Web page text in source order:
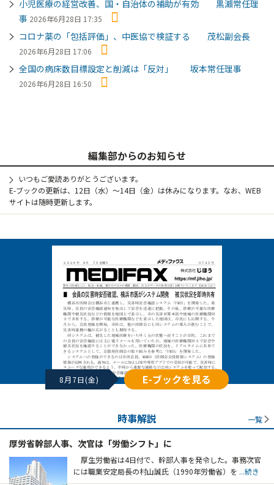
小児医療の経営改善、国・自治体の補助が有効 黒瀨常任理
事 2026年6月28日 17:35
コロナ薬の「包括評価」、中医協で検証する 茂松副会長
2026年6月28日 17:06
全国の病床数目標設定と削減は「反対」 坂本常任理事
2026年6月28日 16:50
編集部からのお知らせ
いつもご愛読ありがとうございます。
E-ブックの更新は、12日（水）～14日（金）は休みになります。なお、WEB
サイトは随時更新します。
8月7日(金) E-ブックを見る
時事解説 一覧
厚労省幹部人事、次官は「労働シフト」に
厚生労働省は4日付で、幹部人事を発令した。事務次官
には職業安定局長の村山誠氏（1990年労働省）を ...続き